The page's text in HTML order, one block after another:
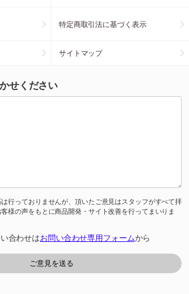
特定商取引法に基づく表示
サイトマップ
せください
行っておりませんが、頂いたご意見はスタッフがすべて拝
様の声をもとに商品開発・サイト改善を行ってまいりま
合わせはお問い合わせ専用フォームから